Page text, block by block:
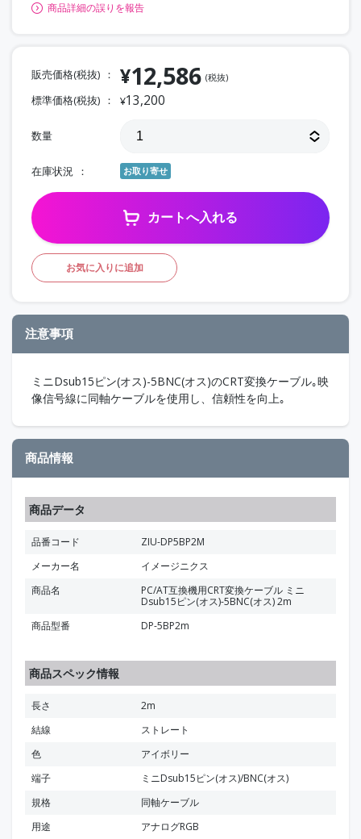
商品詳細の誤りを報告
販売価格(税抜) ¥12,586 (税抜)
標準価格(税抜) ¥13,200
数量
在庫状況 お取り寄せ
カートへ入れる
お気に入りに追加
注意事項
ミニDsub15ピン(オス)-5BNC(オス)のCRT変換ケーブル｡映
像信号線に同軸ケーブルを使用し、信頼性を向上｡
商品情報
商品データ
品番コード
ZIU-DP5BP2M
メーカー名
イメージニクス
商品名
PC/AT互換機用CRT変換ケーブル ミニ
Dsub15ピン(オス)-5BNC(オス) 2m
商品型番
DP-5BP2m
商品スペック情報
長さ
2m
結線
ストレート
色
アイボリー
端子
ミニDsub15ピン(オス)/BNC(オス)
規格
同軸ケーブル
用途
アナログRGB